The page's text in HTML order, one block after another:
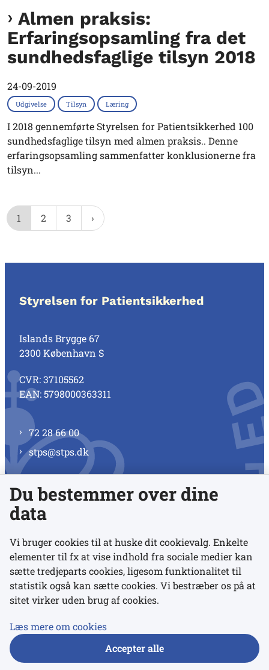
Almen praksis:
Erfaringsopsamling fra det
sundhedsfaglige tilsyn 2018
24-09-2019
Udgivelse Tilsyn Læring
I 2018 gennemførte Styrelsen for Patientsikkerhed 100
sundhedsfaglige tilsyn med almen praksis.. Denne
erfaringsopsamling sammenfatter konklusionerne fra
tilsyn...
1 2 3
Styrelsen for Patientsikkerhed
Islands Brygge 67
2300 København S
CVR: 37105562
EAN: 5798000363311
72 28 66 00
stps@stps.dk
Se alle kontaktnumre
Links
Udgivelser
Du bestemmer over dine
data
Vi bruger cookies til at huske dit cookievalg. Enkelte
elementer til fx at vise indhold fra sociale medier kan
sætte tredjeparts cookies, ligesom funktionalitet til
statistik også kan sætte cookies. Vi bestræber os på at
sitet virker uden brug af cookies.
Læs mere om cookies
Accepter alle